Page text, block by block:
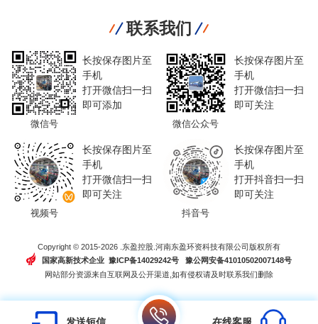
联系我们
微信号
长按保存图片至
手机
打开微信扫一扫
即可添加
微信公众号
长按保存图片至
手机
打开微信扫一扫
即可关注
视频号
长按保存图片至
手机
打开微信扫一扫
即可关注
抖音号
长按保存图片至
手机
打开抖音扫一扫
即可关注
Copyright © 2015-2026 .东盈控股.河南东盈环资科技有限公司版权所有
国家高新技术企业 豫ICP备14029242号豫公网安备41010502007148号
网站部分资源来自互联网及公开渠道,如有侵权请及时联系我们删除